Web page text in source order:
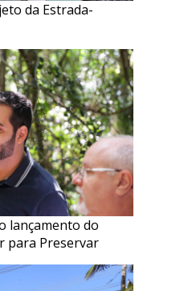
da Estrada-
lançamento do
para Preservar